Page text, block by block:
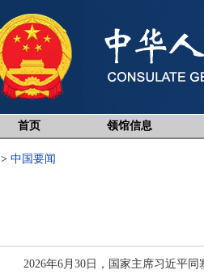
首页 领馆信息
> 中国要闻
2026年6月30日，国家主席习近平